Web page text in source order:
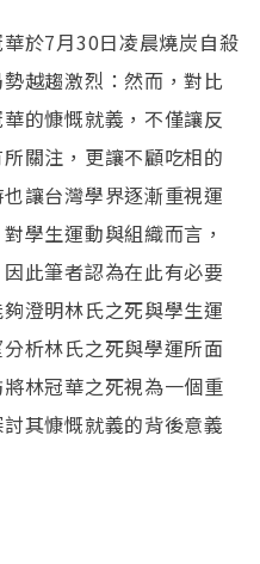
於7月30日凌晨燒炭自殺
越趨激烈：然而，對比
的慷慨就義，不僅讓反
關注，更讓不顧吃相的
讓台灣學界逐漸重視運
學生運動與組織而言，
此筆者認為在此有必要
澄明林氏之死與學生運
析林氏之死與學運所面
林冠華之死視為一個重
其慷慨就義的背後意義